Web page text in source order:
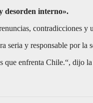
desorden interno».
contradicciones y
seria y responsable por la
que enfrenta Chile.“, dijo